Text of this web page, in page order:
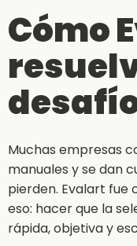
Cómo
Muchas empresas
manuales y se dan
pierden. Evalart
eso: hacer que la
rápida, objetiva y